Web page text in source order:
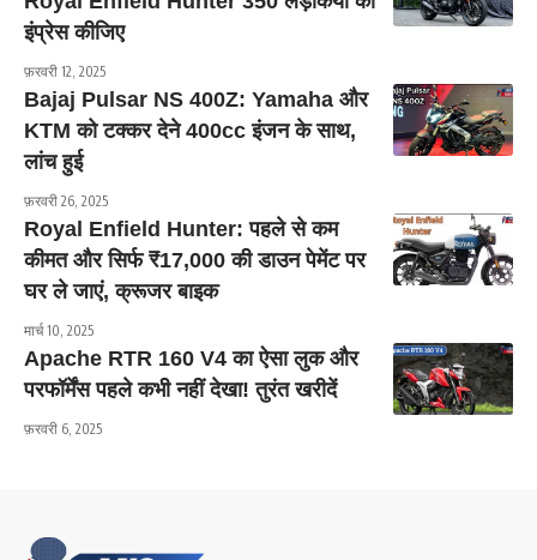
इंप्रेस कीजिए
फ़रवरी 12, 2025
Bajaj Pulsar NS 400Z: Yamaha और
KTM को टक्कर देने 400cc इंजन के साथ,
लांच हुई
फ़रवरी 26, 2025
Royal Enfield Hunter: पहले से कम
कीमत और सिर्फ ₹17,000 की डाउन पेमेंट पर
घर ले जाएं, क्रूजर बाइक
मार्च 10, 2025
Apache RTR 160 V4 का ऐसा लुक और
परफॉर्मेंस पहले कभी नहीं देखा! तुरंत खरीदें
फ़रवरी 6, 2025